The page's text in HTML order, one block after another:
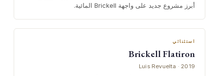
أبرز مشروع جديد على واجهة Brickell المائية.
استثنائي
Brickell Flatiron
Luis Revuelta · 2019